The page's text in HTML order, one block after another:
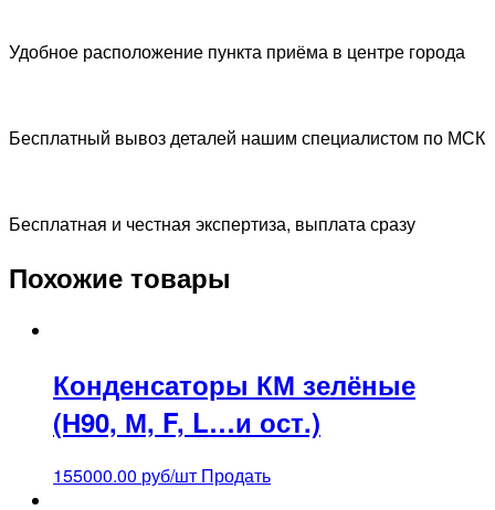
крупные.
Удобное расположение пункта приёма в центре города
Бесплатный вывоз деталей нашим специалистом по МСК
Бесплатная и честная экспертиза, выплата сразу
Похожие товары
Конденсаторы КМ зелёные
(Н90, М, F, L…и ост.)
155000.00 руб/шт Продать